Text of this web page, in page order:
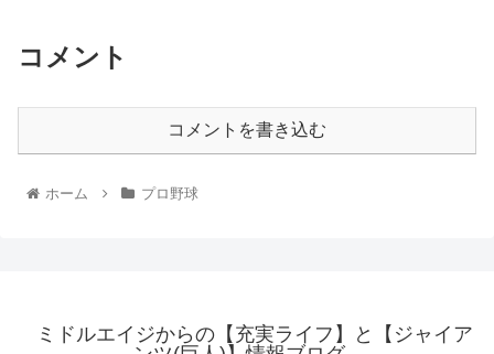
コメント
コメントを書き込む
ホーム プロ野球
ミドルエイジからの【充実ライフ】と【ジャイア